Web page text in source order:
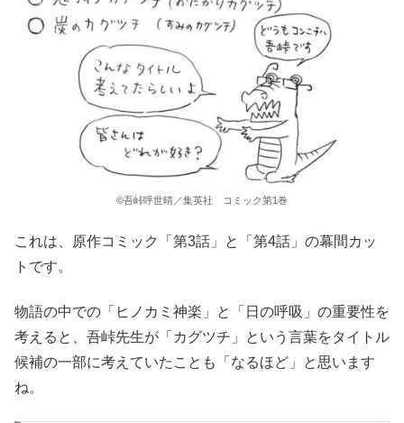
©吾峠呼世晴／集英社 コミック第1巻
これは、原作コミック「第3話」と「第4話」の幕間カッ
トです。
物語の中での「ヒノカミ神楽」と「日の呼吸」の重要性を
考えると、吾峠先生が「カグツチ」という言葉をタイトル
候補の一部に考えていたことも「なるほど」と思います
ね。